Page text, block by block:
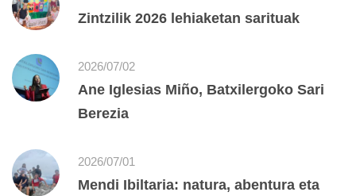
Zintzilik 2026 lehiaketan sarituak
2026/07/02
Ane Iglesias Miño, Batxilergoko Sari
Berezia
2026/07/01
Mendi Ibiltaria: natura, abentura eta